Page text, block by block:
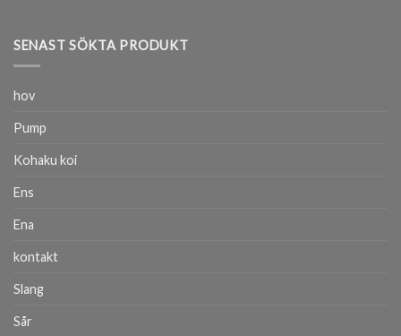
SENAST SÖKTA PRODUKT
hov
Pump
Kohaku koi
Ens
Ena
kontakt
Slang
Sår